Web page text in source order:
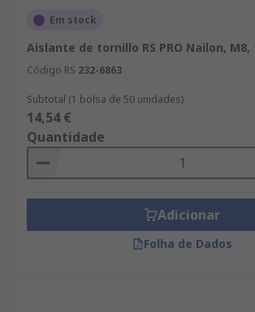
Em stock
Aislante de tornillo RS PRO Nailon, M8,
Código RS 232-6863
Subtotal (1 bolsa de 50 unidades)
14,54 €
Quantidade
Adicionar
Folha de Dados